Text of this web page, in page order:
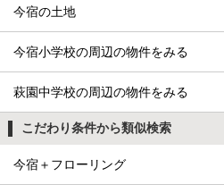
今宿の土地
今宿小学校の周辺の物件をみる
萩園中学校の周辺の物件をみる
こだわり条件から類似検索
今宿＋フローリング